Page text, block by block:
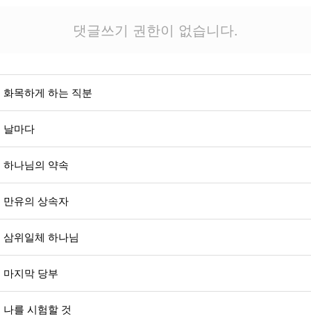
댓글쓰기 권한이 없습니다.
화목하게 하는 직분
날마다
하나님의 약속
만유의 상속자
삼위일체 하나님
마지막 당부
나를 시험할 것